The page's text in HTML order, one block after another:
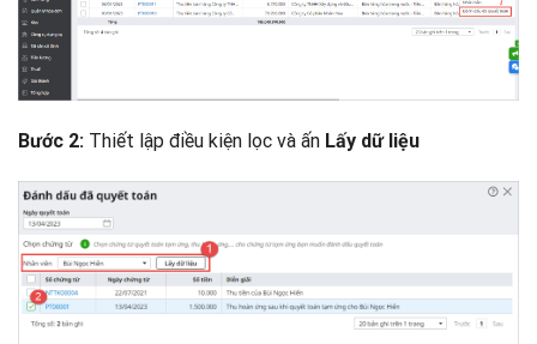
Bước 2: Thiết lập điều kiện lọc và ấn Lấy dữ liệu